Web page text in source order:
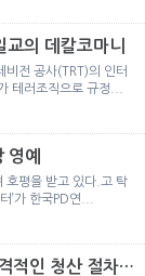
의 데칼코마니
비전 공사(TRT)의 인터
테러조직으로 규정...
영예
호평을 받고 있다.고 탁
’가 한국PD연...